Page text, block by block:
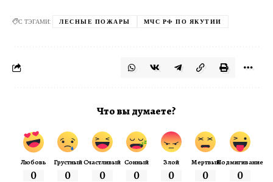
С ТЭГАМИ: ЛЕСНЫЕ ПОЖАРЫ МЧС РФ ПО ЯКУТИИ
Что вы думаете?
Любовь
0
Грустный
0
Счастливый
0
Сонный
0
Злой
0
Мертвый
0
Подмигивание
0